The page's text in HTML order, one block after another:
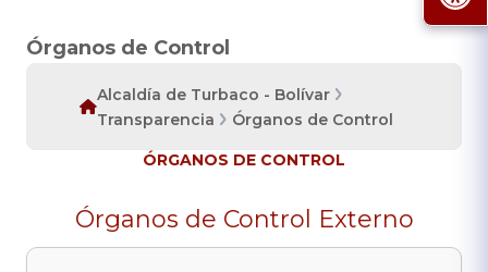
Órganos de Control
Alcaldía de Turbaco - Bolívar
Transparencia
Órganos de Control
ÓRGANOS DE CONTROL
Órganos de Control Externo